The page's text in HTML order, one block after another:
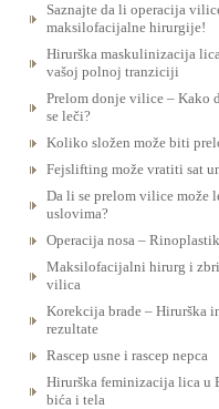
Saznajte da li operacija
maksilofacijalne hirurgije!
Hirurška maskulinizacija
vašoj polnoj tranziciji
Prelom donje vilice – Kako
se leči?
Koliko složen može biti
Fejslifting može vratiti sat
Da li se prelom vilice može
uslovima?
Operacija nosa –
Maksilofacijalni hirurg i
vilica
Korekcija brade – Hirurška
rezultate
Rascep usne i rascep nepca
Hirurška feminizacija lica u
bića i tela